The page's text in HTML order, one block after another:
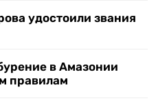
удостоили звания
в Амазонии
правилам